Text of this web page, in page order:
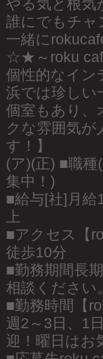
やる気と根気
誰にでもチャ
一緒に
☆★～roku
個性的なイン
浜では珍しい
個室もあり、
クな雰囲気
す！】
(ア)(正) ■職
集中！)
■給与[社]月給
上
■アクセス【
徒歩10分
■勤務期間長
相談ください。
■勤務時間【
週2～3日、1
迎！曜日はお